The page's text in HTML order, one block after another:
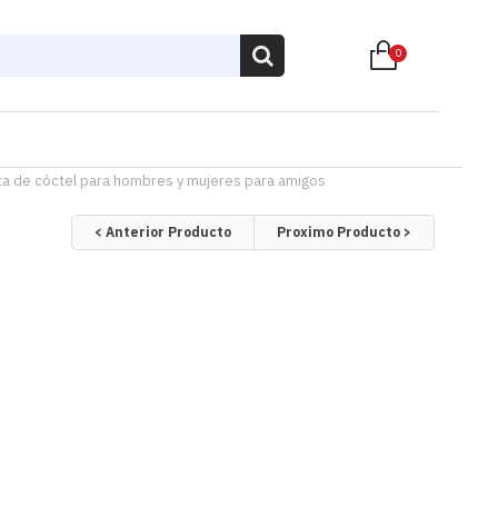
0
de cóctel para hombres y mujeres para amigos
< Anterior Producto Proximo Producto >